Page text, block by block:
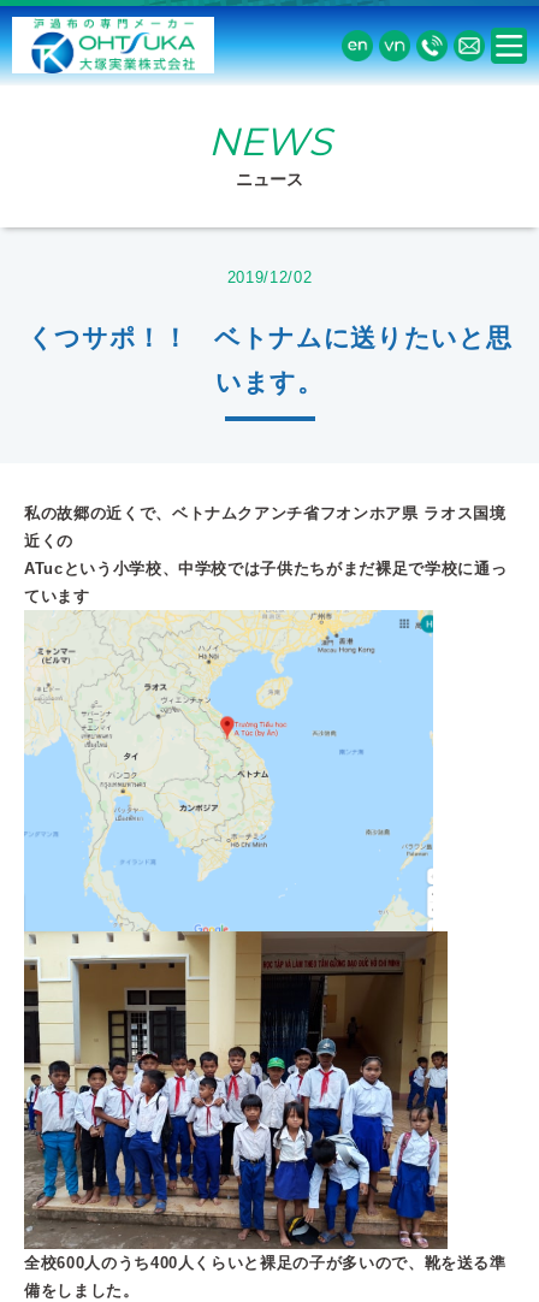
NEWS
ニュース
2019/12/02
くつサポ！！ ベトナムに送りたいと思
います。
私の故郷の近くで、ベトナムクアンチ省フオンホア県 ラオス国境
近くの
ATuc という小学校、中学校では子供たちがまだ裸足で学校に通っ
ています
全校600人のうち400人くらいと裸足の子が多いので、靴を送る準
備をしました。